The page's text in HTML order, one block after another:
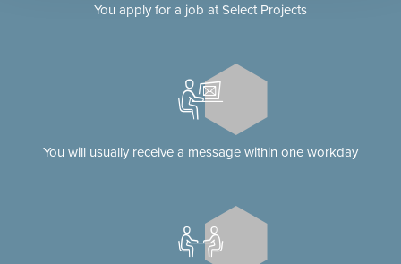
You apply for a job at Select Projects
You will usually receive a message within one workday